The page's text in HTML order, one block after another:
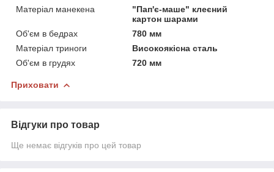
Матеріал манекена
"Пап'є-маше" клеєний
картон шарами
Об'єм в бедрах
780 мм
Матеріал триноги
Високоякісна сталь
Об'єм в грудях
720 мм
Приховати
Відгуки про товар
Ще немає відгуків про цей товар